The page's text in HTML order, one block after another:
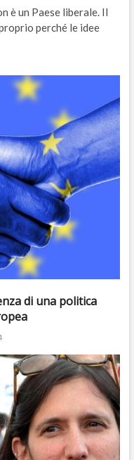
è un Paese liberale. Il
perché le idee
di una politica